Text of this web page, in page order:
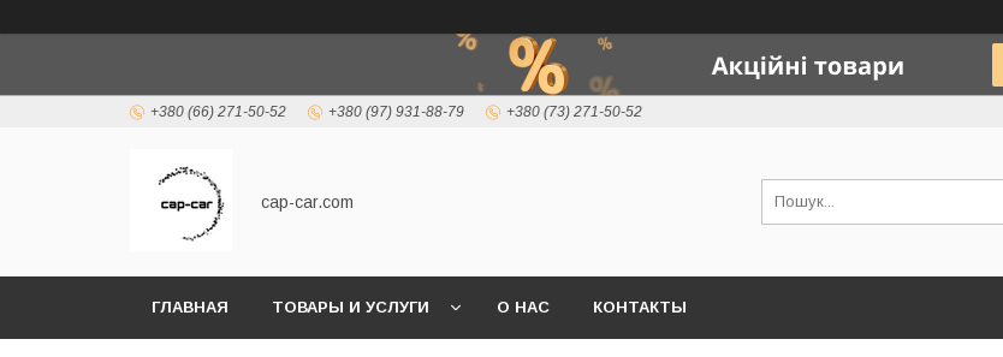
+380 (66) 271-50-52 +380 (97) 931-88-79 +380 (73) 271-50-52
cap-car.com
ГЛАВНАЯ ТОВАРЫ И УСЛУГИ О НАС КОНТАКТЫ